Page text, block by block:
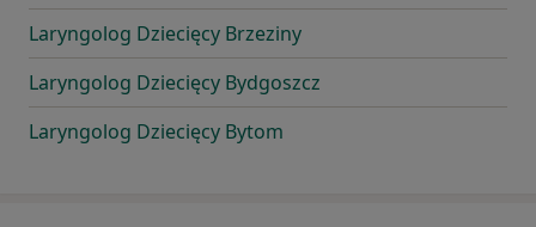
Laryngolog Dziecięcy Brzeziny
Laryngolog Dziecięcy Bydgoszcz
Laryngolog Dziecięcy Bytom